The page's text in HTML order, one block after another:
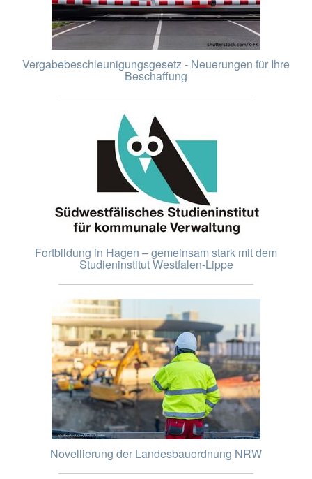
Vergabebeschleunigungsgesetz - Neuerungen für Ihre
Beschaffung
Fortbildung in Hagen – gemeinsam stark mit dem
Studieninstitut Westfalen-Lippe
Novellierung der Landesbauordnung NRW